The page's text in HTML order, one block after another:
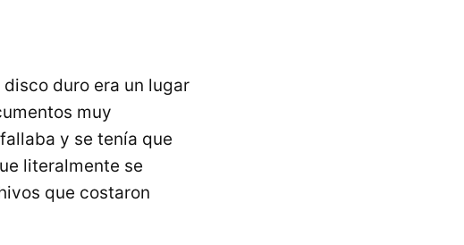
duro era un lugar
muy
y se tenía que
literalmente se
que costaron